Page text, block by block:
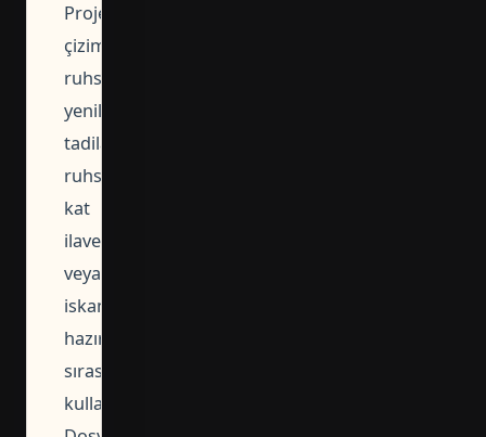
Proje
çizimi,
ruhsat
yenileme,
tadilat
ruhsatı,
kat
ilavesi
veya
iskan
hazırlığı
sırasında
kullanılabilir.